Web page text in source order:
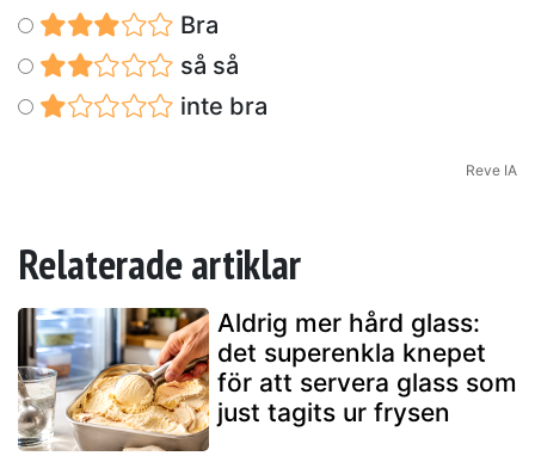
Bra
så så
inte bra
Reve IA
Relaterade artiklar
Aldrig mer hård glass:
det superenkla knepet
för att servera glass som
just tagits ur frysen